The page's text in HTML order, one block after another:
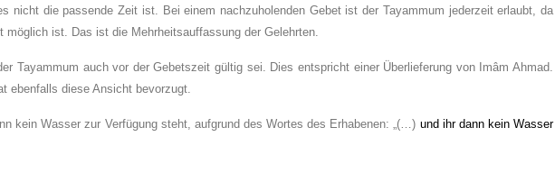
nicht die passende Zeit ist. Bei einem nachzuholenden Gebet ist der Tayammum jederzeit erlaubt, da
möglich ist. Das ist die Mehrheitsauffassung der Gelehrten.
Tayammum auch vor der Gebetszeit gültig sei. Dies entspricht einer Überlieferung von Imâm Ahmad.
ebenfalls diese Ansicht bevorzugt.
kein Wasser zur Verfügung steht, aufgrund des Wortes des Erhabenen: „(…) und ihr dann kein Wasser